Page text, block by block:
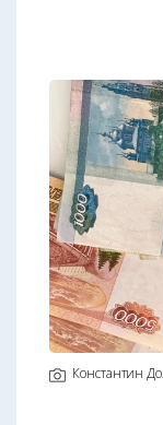
Константин